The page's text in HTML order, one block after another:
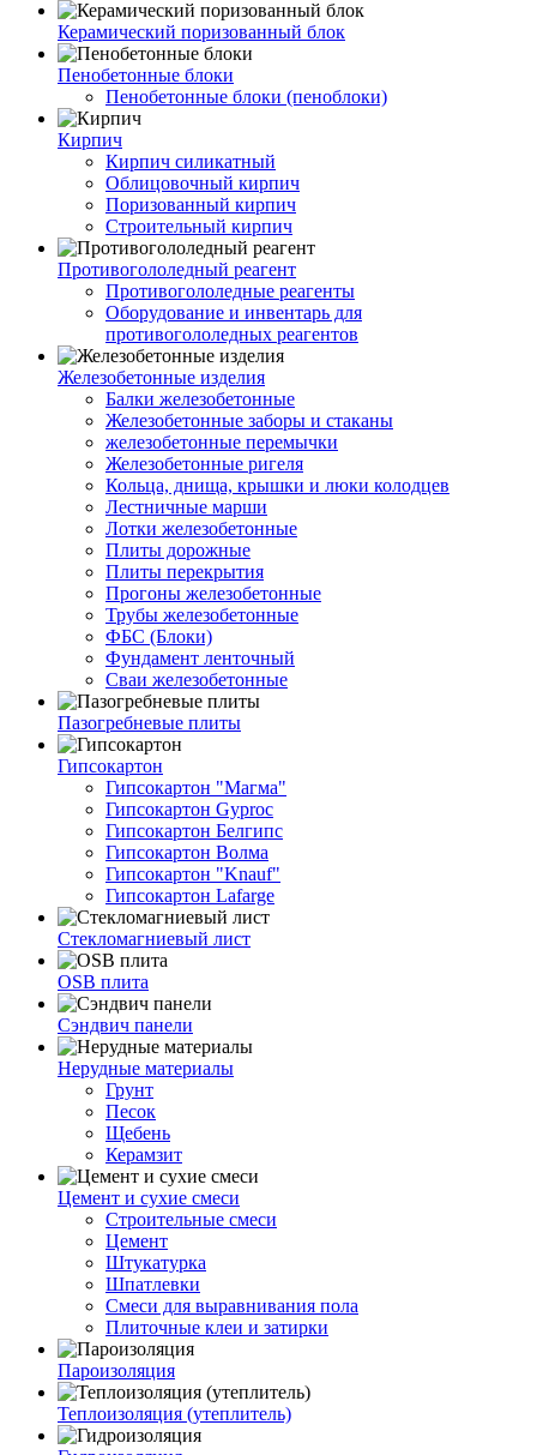
Керамический поризованный блок
Пенобетонные блоки
Пенобетонные блоки (пеноблоки)
Кирпич
Кирпич силикатный
Облицовочный кирпич
Поризованный кирпич
Строительный кирпич
Противогололедный реагент
Противогололедные реагенты
Оборудование и инвентарь для
противогололедных реагентов
Железобетонные изделия
Балки железобетонные
Железобетонные заборы и стаканы
железобетонные перемычки
Железобетонные ригеля
Кольца, днища, крышки и люки колодцев
Лестничные марши
Лотки железобетонные
Плиты дорожные
Плиты перекрытия
Прогоны железобетонные
Трубы железобетонные
ФБС (Блоки)
Фундамент ленточный
Сваи железобетонные
Пазогребневые плиты
Гипсокартон
Гипсокартон "Магма"
Гипсокартон Gyproc
Гипсокартон Белгипс
Гипсокартон Волма
Гипсокартон "Knauf"
Гипсокартон Lafarge
Стекломагниевый лист
OSB плита
Сэндвич панели
Нерудные материалы
Грунт
Песок
Щебень
Керамзит
Цемент и сухие смеси
Строительные смеси
Цемент
Штукатурка
Шпатлевки
Смеси для выравнивания пола
Плиточные клеи и затирки
Пароизоляция
Теплоизоляция (утеплитель)